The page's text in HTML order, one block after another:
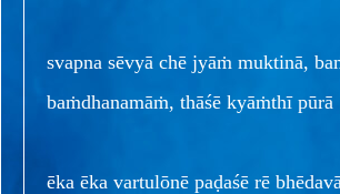
svapna sēvyā chē jyāṁ muktinā,
baṁdhanamāṁ, thāśē kyāṁthī pūrā
ēka ēka vartulōnē paḍaśē rē